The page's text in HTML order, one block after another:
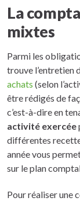
La
mixtes
Parmi les
trouve l’entretien
achats (selon
être rédigés de
c’est-à-dire en
activité exercée
différentes
année vous
sur le plan
Pour réaliser une